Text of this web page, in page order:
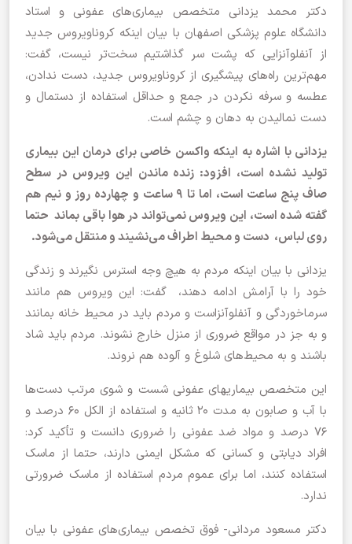
دکتر محمد یزدانی متخصص بیماری‌های عفونی و استاد
دانشگاه علوم پزشکی اصفهان با بیان اینکه کروناویروس جدید
از آنفلوآنزایی که پشت سر گذاشتیم سخت‌تر نیست، گفت:
مهم‌ترین راه‌های پیشگیری از کروناویروس جدید، دست ندادن،
عطسه و سرفه نکردن در جمع و حداقل استفاده از دستمال و
دست نمالیدن به دهان و چشم است.
یزدانی با اشاره به اینکه واکسن خاصی برای درمان این بیماری
تولید نشده است، افزود: زنده ماندن این ویروس در سطح
صاف پنج ساعت است، اما تا ۹ ساعت و چهارده روز و نیم هم
گفته شده است، این ویروس نمی‌تواند در هوا باقی بماند حتما
روی لباس، دست و محیط اطراف می‌نشیند و منتقل می‌شود.
یزدانی با بیان اینکه مردم به هیچ وجه استرس نگیرند و زندگی
خود را با آرامش ادامه دهند، گفت: این ویروس هم مانند
سرماخوردگی و آنفلوآنزاست و مردم باید در محیط خانه بمانند
و به جز در مواقع ضروری از منزل خارج نشوند. مردم باید شاد
باشند و به محیط‌های شلوغ و آلوده هم نروند.
این متخصص بیماریهای عفونی شست و شوی مرتب دست‌ها
با آب و صابون به مدت ۲۰ ثانیه و استفاده از الکل ۶۰ درصد و
۷۶ درصد و مواد ضد عفونی را ضروری دانست و تأکید کرد:
افراد دیابتی و کسانی که مشکل ایمنی دارند، حتما از ماسک
استفاده کنند، اما برای عموم مردم استفاده از ماسک ضرورتی
ندارد.
دکتر مسعود مردانی- فوق تخصص بیماری‌های عفونی با بیان